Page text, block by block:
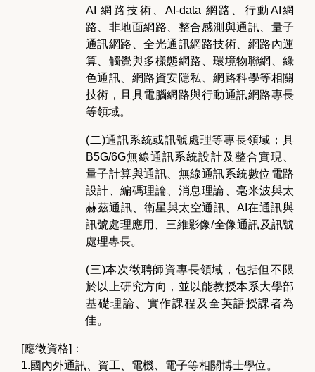
AI 網路技術、AI-data 網路、行動AI網
路、非地面網路、整合感測與通訊、量子
通訊網路、全光通訊網路技術、網路內運
算、觸覺與多樣態網路、環境物聯網、綠
色通訊、網路資安隱私、網路科學等相關
技術，且具電腦網路與行動通訊網路專長
等領域。
(二)通訊系統或訊號處理等專長領域；具
B5G/6G無線通訊系統設計及整合實現、
量子計算與通訊、無線通訊系統數位電路
設計、編碼理論、消息理論、毫米波與太
赫茲通訊、衛星與太空通訊、AI在通訊與
訊號處理應用、三維影像/全像通訊及訊號
處理專長。
(三)本次徵聘師資專長領域，包括但不限
於以上研究方向，並以能教授本系大學部
基礎理論、實作課程及全英語授課者為
佳。
[應徵資格]：
1.國內外通訊、資工、電機、電子等相關博士學位。